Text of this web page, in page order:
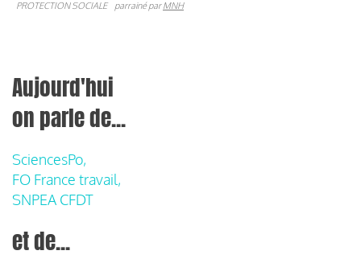
PROTECTION SOCIALE parrainé parMNH
Aujourd'hui
on parle de...
SciencesPo,
FO France travail,
SNPEA CFDT
et de...